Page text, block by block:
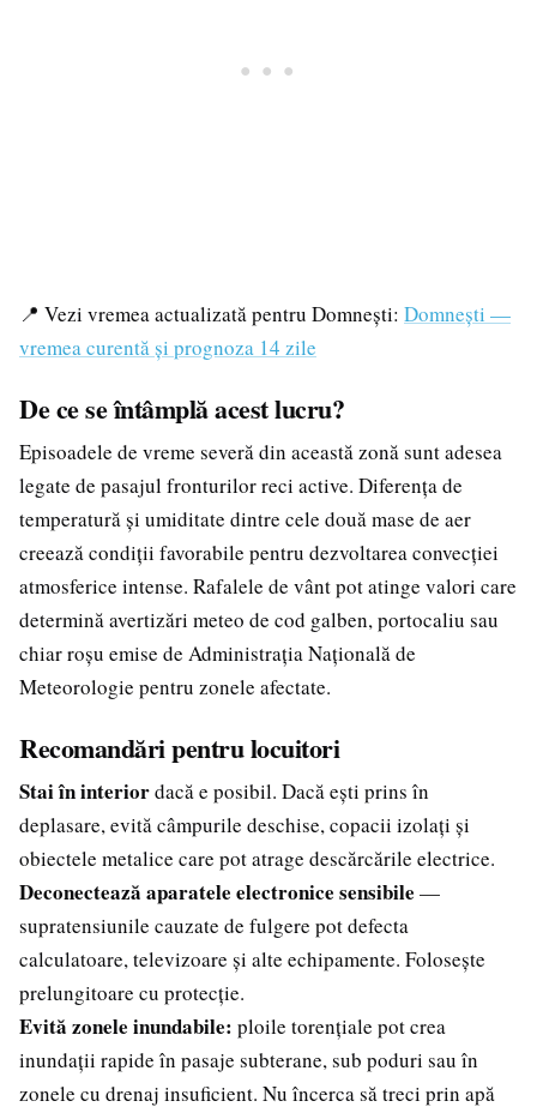
📍 Vezi vremea actualizată pentru Domnești: Domnești —
vremea curentă și prognoza 14 zile
De ce se întâmplă acest lucru?
Episoadele de vreme severă din această zonă sunt adesea
legate de pasajul fronturilor reci active. Diferența de
temperatură și umiditate dintre cele două mase de aer
creează condiții favorabile pentru dezvoltarea convecției
atmosferice intense. Rafalele de vânt pot atinge valori care
determină avertizări meteo de cod galben, portocaliu sau
chiar roșu emise de Administrația Națională de
Meteorologie pentru zonele afectate.
Recomandări pentru locuitori
Stai în interiordacă e posibil. Dacă ești prins în
deplasare, evită câmpurile deschise, copacii izolați și
obiectele metalice care pot atrage descărcările electrice.
Deconectează aparatele electronice sensibile —
supratensiunile cauzate de fulgere pot defecta
calculatoare, televizoare și alte echipamente. Folosește
prelungitoare cu protecție.
Evită zonele inundabile: ploile torențiale pot crea
inundații rapide în pasaje subterane, sub poduri sau în
zonele cu drenaj insuficient. Nu încerca să treci prin apă